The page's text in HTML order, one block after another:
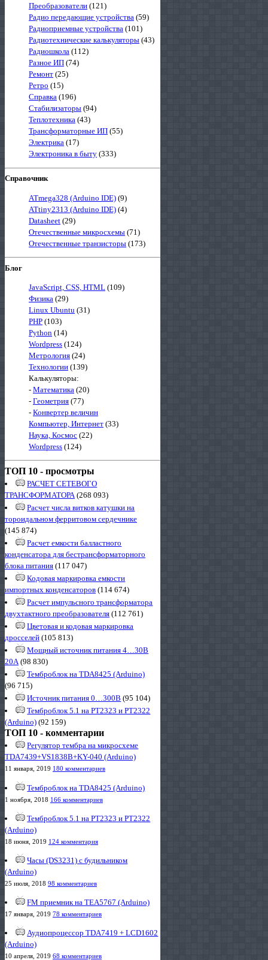
Преобразователи (121)
Радио передающие устройства (59)
Радиоприемные устройства (101)
Радиотехнические калькуляторы (43)
Радиошкола (112)
Разное ИП (74)
Ремонт (25)
Ретро (15)
Справка (196)
Стабилизаторы (94)
Теплотехника (43)
Трансформаторные ИП (55)
Электрика (17)
Электроника в быту (333)
Справочник
ATmega328 (Arduino IDE) (9)
ATtiny2313 (Arduino IDE) (4)
Datasheet (29)
Отечественные микросхемы (71)
Отечественные транзисторы (173)
Блог
JavaScript, CSS, HTML (109)
Физика (29)
Linux Ubuntu (31)
PHP (103)
Python (14)
Wordpress (124)
Метрология (24)
Технологии (139)
Калькуляторы:
- Математика (20)
- Геометрия (77)
- Конвертер величин
Компьютер, Интернет (33)
Наука, Космос (22)
Wordpress (124)
ТОП 10 - просмотры
РАСЧЕТ СЕТЕВОГО
ТРАНСФОРМАТОРА(268 093)
Расчет числа витков катушки на
тороидальном ферритовом сердечнике
(145 874)
Расчет емкости балластного
конденсатора для бестрансформаторного
блока питания (117 047)
Кодовая маркировка емкости
импортных конденсаторов (114 674)
Расчет импульсного трансформатора
двухтактного преобразователя (112 761)
Цветовая и кодовая маркировка
дросселей (105 813)
Мощный источник питания 4…30В
20А(98 830)
Темброблок на TDA8425 (Arduino)
(96 715)
Источник питания 0…300В (95 104)
Темброблок 5.1 на PT2323 и PT2322
(Arduino) (92 159)
ТОП 10 - комментарии
Регулятор тембра на микросхеме
TDA7439+VS1838B+KY-040 (Arduino)
11 января, 2019 180 комментариев
Темброблок на TDA8425 (Arduino)
1 ноября, 2018 166 комментариев
Темброблок 5.1 на PT2323 и PT2322
(Arduino)
18 июня, 2019 124 комментария
Часы (DS3231) с будильником
(Arduino)
25 июля, 2018 98 комментариев
FM приемник на TEA5767 (Arduino)
17 января, 2019 78 комментариев
Аудиопроцессор TDA7419 + LCD1602
(Arduino)
10 апреля, 2019 68 комментариев